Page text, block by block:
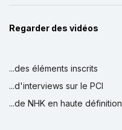
Regarder des vidéos
...des éléments inscrits
...d'interviews sur le PCI
...de NHK en haute définition